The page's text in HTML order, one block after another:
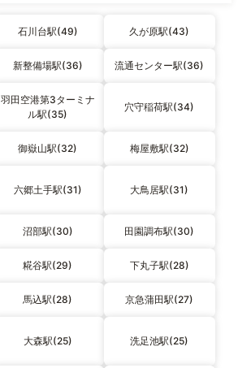
石川台駅(49) 久が原駅(43)
新整備場駅(36) 流通センター駅(36)
羽田空港第3ターミナ
ル駅(35)
穴守稲荷駅(34)
御嶽山駅(32) 梅屋敷駅(32)
六郷土手駅(31) 大鳥居駅(31)
沼部駅(30) 田園調布駅(30)
糀谷駅(29) 下丸子駅(28)
馬込駅(28) 京急蒲田駅(27)
大森駅(25) 洗足池駅(25)